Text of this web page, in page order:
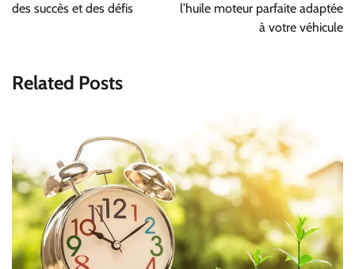
l’article
des succès et des défis
l’huile moteur parfaite adaptée
à votre véhicule
Related Posts